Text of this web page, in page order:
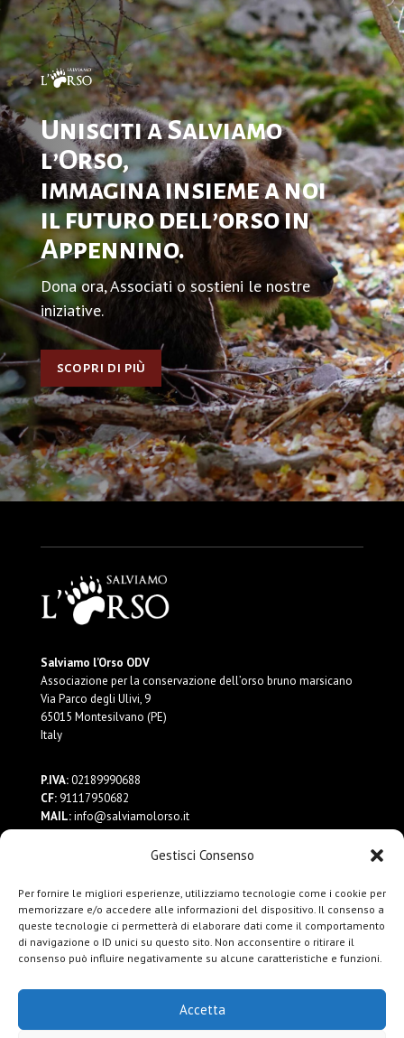
Gestisci Consenso
Per fornire le migliori esperienze, utilizziamo tecnologie come i cookie per
memorizzare e/o accedere alle informazioni del dispositivo. Il consenso a
queste tecnologie ci permetterà di elaborare dati come il comportamento
di navigazione o ID unici su questo sito. Non acconsentire o ritirare il
consenso può influire negativamente su alcune caratteristiche e funzioni.
Accetta
Unisciti a Salviamo
l’Orso,
immagina insieme a noi
il futuro dell’orso in
Appennino.
Dona ora, Associati o sostieni le nostre
iniziative.
scopri di più
Salviamo l’Orso ODV
Associazione per la conservazione dell’orso bruno marsicano
Via Parco degli Ulivi, 9
65015 Montesilvano (PE)
Italy
P.IVA:02189990688
CF:91117950682
MAIL:info@salviamolorso.it
PEC:ass.salviamolorso@pec.it
Contattaci
Privacy Policy